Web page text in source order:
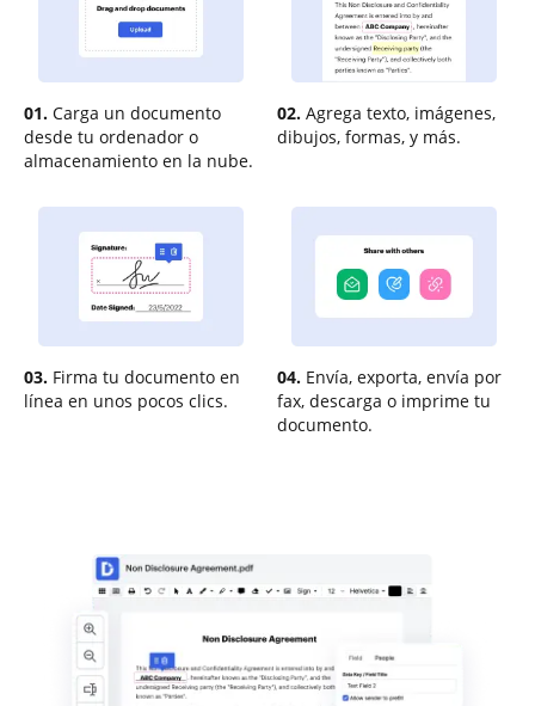
01. Carga un documento
desde tu ordenador o
almacenamiento en la nube.
02. Agrega texto, imágenes,
dibujos, formas, y más.
03. Firma tu documento en
línea en unos pocos clics.
04. Envía, exporta, envía por
fax, descarga o imprime tu
documento.